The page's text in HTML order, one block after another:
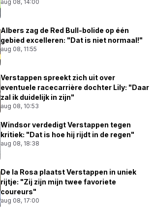
aug 08, 14:00
Albers zag de Red Bull-bolide op één
gebied excelleren: "Dat is niet normaal!"
aug 08, 11:55
Verstappen spreekt zich uit over
eventuele racecarrière dochter Lily: "Daar
zal ik duidelijk in zijn"
aug 08, 10:53
Windsor verdedigt Verstappen tegen
kritiek: "Dat is hoe hij rijdt in de regen"
aug 08, 18:38
De la Rosa plaatst Verstappen in uniek
rijtje: "Zij zijn mijn twee favoriete
coureurs"
aug 08, 17:00